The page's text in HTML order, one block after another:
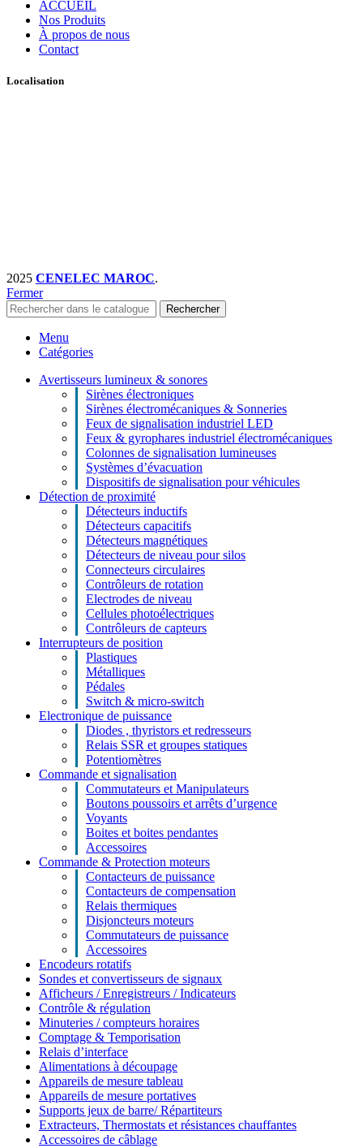
ACCUEIL
Nos Produits
À propos de nous
Contact
Localisation
2025 CENELEC MAROC.
Fermer
Rechercher
Menu
Catégories
Avertisseurs lumineux & sonores
Sirènes électroniques
Sirènes électromécaniques & Sonneries
Feux de signalisation industriel LED
Feux & gyrophares industriel électromécaniques
Colonnes de signalisation lumineuses
Systèmes d’évacuation
Dispositifs de signalisation pour véhicules
Détection de proximité
Détecteurs inductifs
Détecteurs capacitifs
Détecteurs magnétiques
Détecteurs de niveau pour silos
Connecteurs circulaires
Contrôleurs de rotation
Electrodes de niveau
Cellules photoélectriques
Contrôleurs de capteurs
Interrupteurs de position
Plastiques
Métalliques
Pédales
Switch & micro-switch
Electronique de puissance
Diodes , thyristors et redresseurs
Relais SSR et groupes statiques
Potentiomètres
Commande et signalisation
Commutateurs et Manipulateurs
Boutons poussoirs et arrêts d’urgence
Voyants
Boites et boites pendantes
Accessoires
Commande & Protection moteurs
Contacteurs de puissance
Contacteurs de compensation
Relais thermiques
Disjoncteurs moteurs
Commutateurs de puissance
Accessoires
Encodeurs rotatifs
Sondes et convertisseurs de signaux
Afficheurs / Enregistreurs / Indicateurs
Contrôle & régulation
Minuteries / compteurs horaires
Comptage & Temporisation
Relais d’interface
Alimentations à découpage
Appareils de mesure tableau
Appareils de mesure portatives
Supports jeux de barre/ Répartiteurs
Extracteurs, Thermostats et résistances chauffantes
Accessoires de câblage